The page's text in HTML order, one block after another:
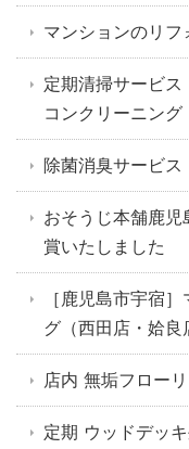
マンションのリ
定期清掃サービ
コンクリーニング
除菌消臭サービス
おそうじ本舗鹿
賞いたしました
［鹿児島市宇宿
グ（西田店・姶良
店内 無垢フロー
定期 ウッドデッ